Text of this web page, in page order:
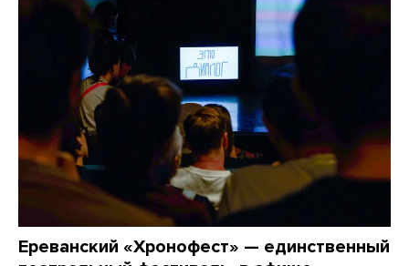
Ереванский «Хронофест» — единственный